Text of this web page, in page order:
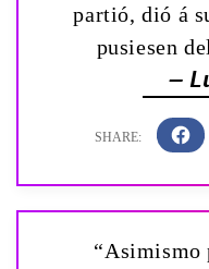
partió, dió á
pusiesen
—
“Asimismo